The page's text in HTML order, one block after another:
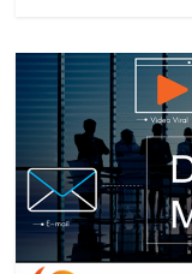
การ
ลงทุน
และ